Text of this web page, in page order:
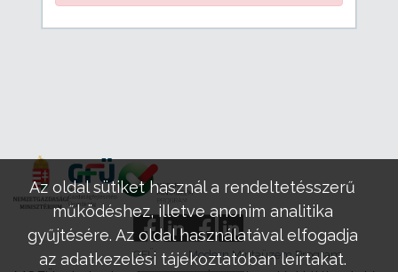
GFÜ Modern Mintaüzem Program
Az oldal sütiket használ a rendeltetésszerű
működéshez, illetve anonim analitika
gyűjtésére. Az oldal használatával elfogadja
az adatkezelési tájékoztatóban leírtakat.